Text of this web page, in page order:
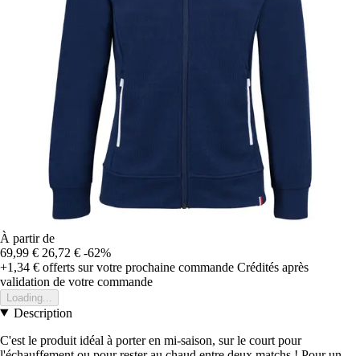
À partir de
69,99 € 26,72 € -62%
+1,34 € offerts sur votre prochaine commande Crédités après
validation de votre commande
Loading...
Description
C'est le produit idéal à porter en mi-saison, sur le court pour